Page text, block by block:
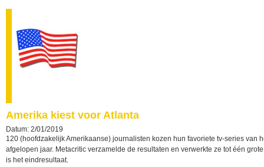
Amerika kiest voor Atlanta
Datum: 2/01/2019
120 (hoofdzakelijk Amerikaanse) journalisten kozen hun favoriete tv-series van
afgelopen jaar. Metacritic verzamelde de resultaten en verwerkte ze tot één
is het eindresultaat.